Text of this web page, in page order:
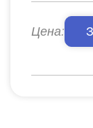
Цена: